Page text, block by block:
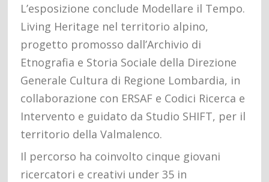
L’esposizione conclude Modellare il Tempo.
Living Heritage nel territorio alpino,
progetto promosso dall’Archivio di
Etnografia e Storia Sociale della Direzione
Generale Cultura di Regione Lombardia, in
collaborazione con ERSAF e Codici Ricerca e
Intervento e guidato da Studio SHIFT, per il
territorio della Valmalenco.
Il percorso ha coinvolto cinque giovani
ricercatori e creativi under 35 in